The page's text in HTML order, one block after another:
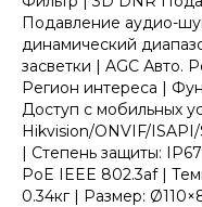
Подавление аудио-
динамический
засветки | AGC Авто.
Регион интереса |
Доступ с мобильных
Hikvision/ONVIF/
| Степень защиты:
PoE IEEE 802.3af |
0.34кг | Размер: